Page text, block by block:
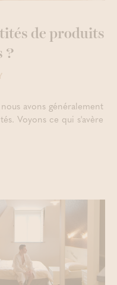
de produits
?
avons généralement
Voyons ce qui s'avère